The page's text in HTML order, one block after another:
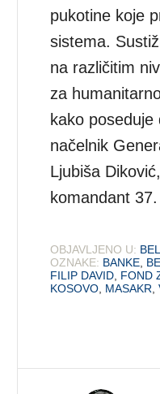
pukotine koje
sistema.
na različitim
za
kako
načelnik
Ljubiša
komandant
OBJAVLJENO U:
OZNAKE: BANKE,
FILIP DAVID, FOND
KOSOVO, MASAKR,